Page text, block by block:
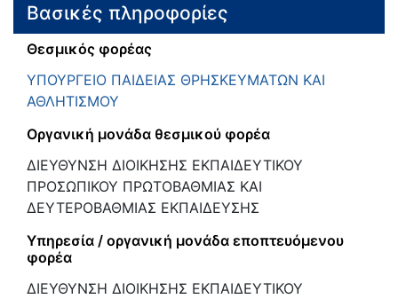
Βασικές πληροφορίες
Θεσμικός φορέας
ΥΠΟΥΡΓΕΙΟ ΠΑΙΔΕΙΑΣ ΘΡΗΣΚΕΥΜΑΤΩΝ ΚΑΙ
ΑΘΛΗΤΙΣΜΟΥ
Οργανική μονάδα θεσμικού φορέα
ΔΙΕΥΘΥΝΣΗ ΔΙΟΙΚΗΣΗΣ ΕΚΠΑΙΔΕΥΤΙΚΟΥ
ΠΡΟΣΩΠΙΚΟΥ ΠΡΩΤΟΒΑΘΜΙΑΣ ΚΑΙ
ΔΕΥΤΕΡΟΒΑΘΜΙΑΣ ΕΚΠΑΙΔΕΥΣΗΣ
Υπηρεσία / οργανική μονάδα εποπτευόμενου
φορέα
ΔΙΕΥΘΥΝΣΗ ΔΙΟΙΚΗΣΗΣ ΕΚΠΑΙΔΕΥΤΙΚΟΥ